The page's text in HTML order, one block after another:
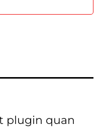
plugin quan